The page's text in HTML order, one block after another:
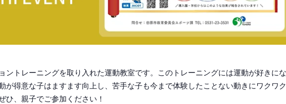
ントレーニングを取り入れた運動教室です。このトレーニングには運動が好きに
が得意な子はますます向上し、苦手な子も今まで体験したことない動きにワクワ
ひ、親子でご参加ください！